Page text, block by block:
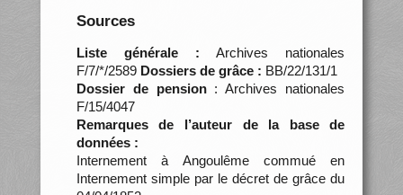
Sources
Liste générale : Archives nationales
F/7/*/2589 Dossiers de grâce : BB/22/131/1
Dossier de pension: Archives nationales
F/15/4047
Remarques de l’auteur de la base de
données :
Internement à Angoulême commué en
Internement simple par le décret de grâce du